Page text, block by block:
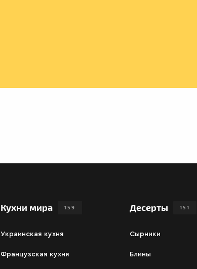
Кухни мира 159
Украинская кухня
Французская кухня
Десерты 151
Сырники
Блины